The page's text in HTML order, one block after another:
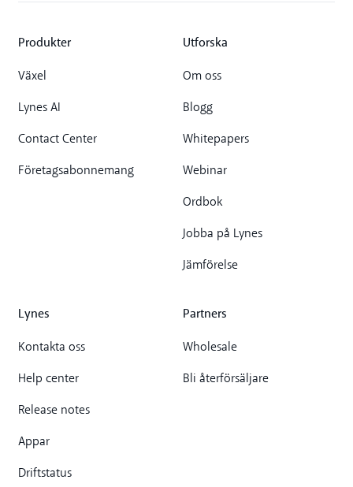
Produkter
Växel
Lynes AI
Contact Center
Företagsabonnemang
Utforska
Om oss
Blogg
Whitepapers
Webinar
Ordbok
Jobba på Lynes
Jämförelse
Lynes
Kontakta oss
Help center
Release notes
Appar
Driftstatus
Partners
Wholesale
Bli återförsäljare